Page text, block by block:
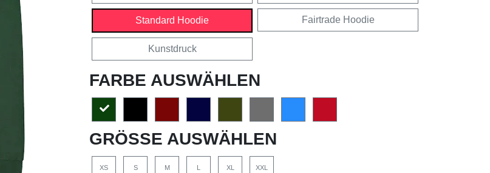
Standard Hoodie Fairtrade Hoodie
Kunstdruck
FARBE AUSWÄHLEN
GRÖSSE AUSWÄHLEN
XS S M L XL XXL